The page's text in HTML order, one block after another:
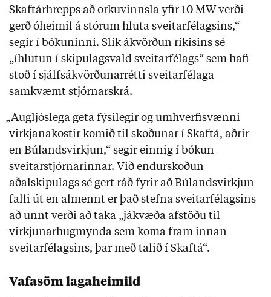
Skaftárhrepps að orkuvinnsla yfir 10 MW verði
gerð óheimil á stórum hluta sveitarfélagsins,“
segir í bókuninni. Slík ákvörðun ríkisins sé
„íhlutun í skipulagsvald sveitarfélags“ sem hafi
stoð í sjálfsákvörðunarrétti sveitarfélaga
samkvæmt stjórnarskrá.
„Augljóslega geta fýsilegir og umhverfisvænni
virkjanakostir komið til skoðunar í Skaftá, aðrir
en Búlandsvirkjun,“ segir einnig í bókun
sveitarstjórnarinnar. Við endurskoðun
aðalskipulags sé gert ráð fyrir að Búlandsvirkjun
falli út en almennt er það stefna sveitarfélagsins
að unnt verði að taka „jákvæða afstöðu til
virkjunarhugmynda sem koma fram innan
sveitarfélagsins, þar með talið í Skaftá“.
Vafasöm lagaheimild